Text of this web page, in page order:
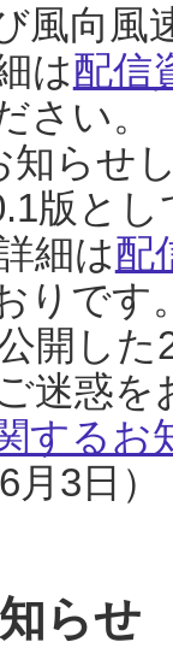
風向風
は配信
さい。
知らせ
版と
細は配
りです
開し
迷惑
するお
3日）
らせ